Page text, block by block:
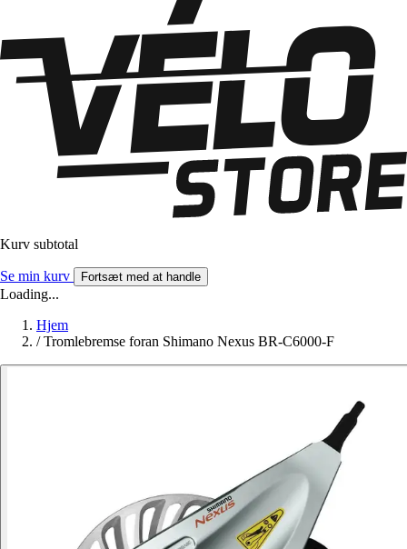
Kurv subtotal
Se min kurv Fortsæt med at handle
Loading...
Hjem
/ Tromlebremse foran Shimano Nexus BR-C6000-F